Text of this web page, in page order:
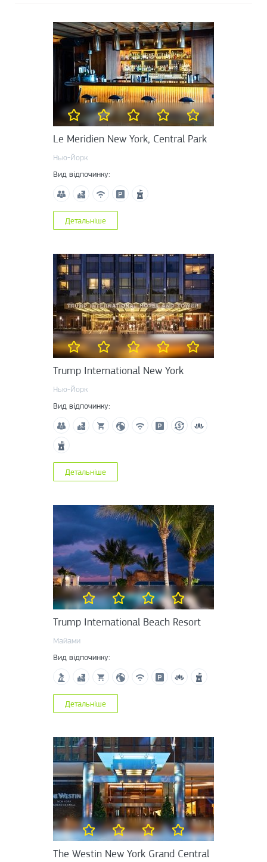
Le Meridien New York, Central Park
Нью-Йорк
Вид відпочинку:
Детальніше
Trump International New York
Нью-Йорк
Вид відпочинку:
Детальніше
Trump International Beach Resort
Майами
Вид відпочинку:
Детальніше
The Westin New York Grand Central